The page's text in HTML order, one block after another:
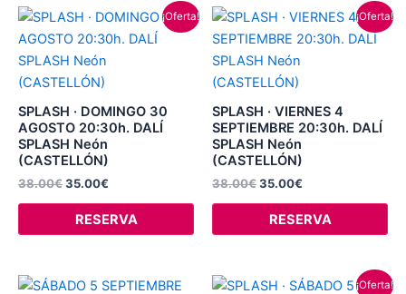
¡Oferta!
SPLASH · DOMINGO 30
AGOSTO 20:30h. DALÍ
SPLASH Neón
(CASTELLÓN)
38.00€
El
original
era:
38.00€.
35.00€
El
actual
RESERVA
¡Oferta!
SPLASH · VIERNES 4
SEPTIEMBRE 20:30h. DALÍ
SPLASH Neón
(CASTELLÓN)
38.00€
El
original
era:
38.00€.
35.00€
El
actual
RESERVA
Este
¡Oferta!
El
El